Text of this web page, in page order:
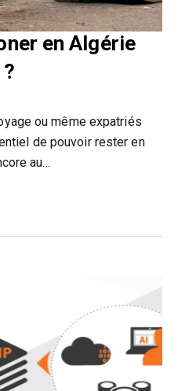
en Algérie
ou même expatriés
de pouvoir rester en
au…